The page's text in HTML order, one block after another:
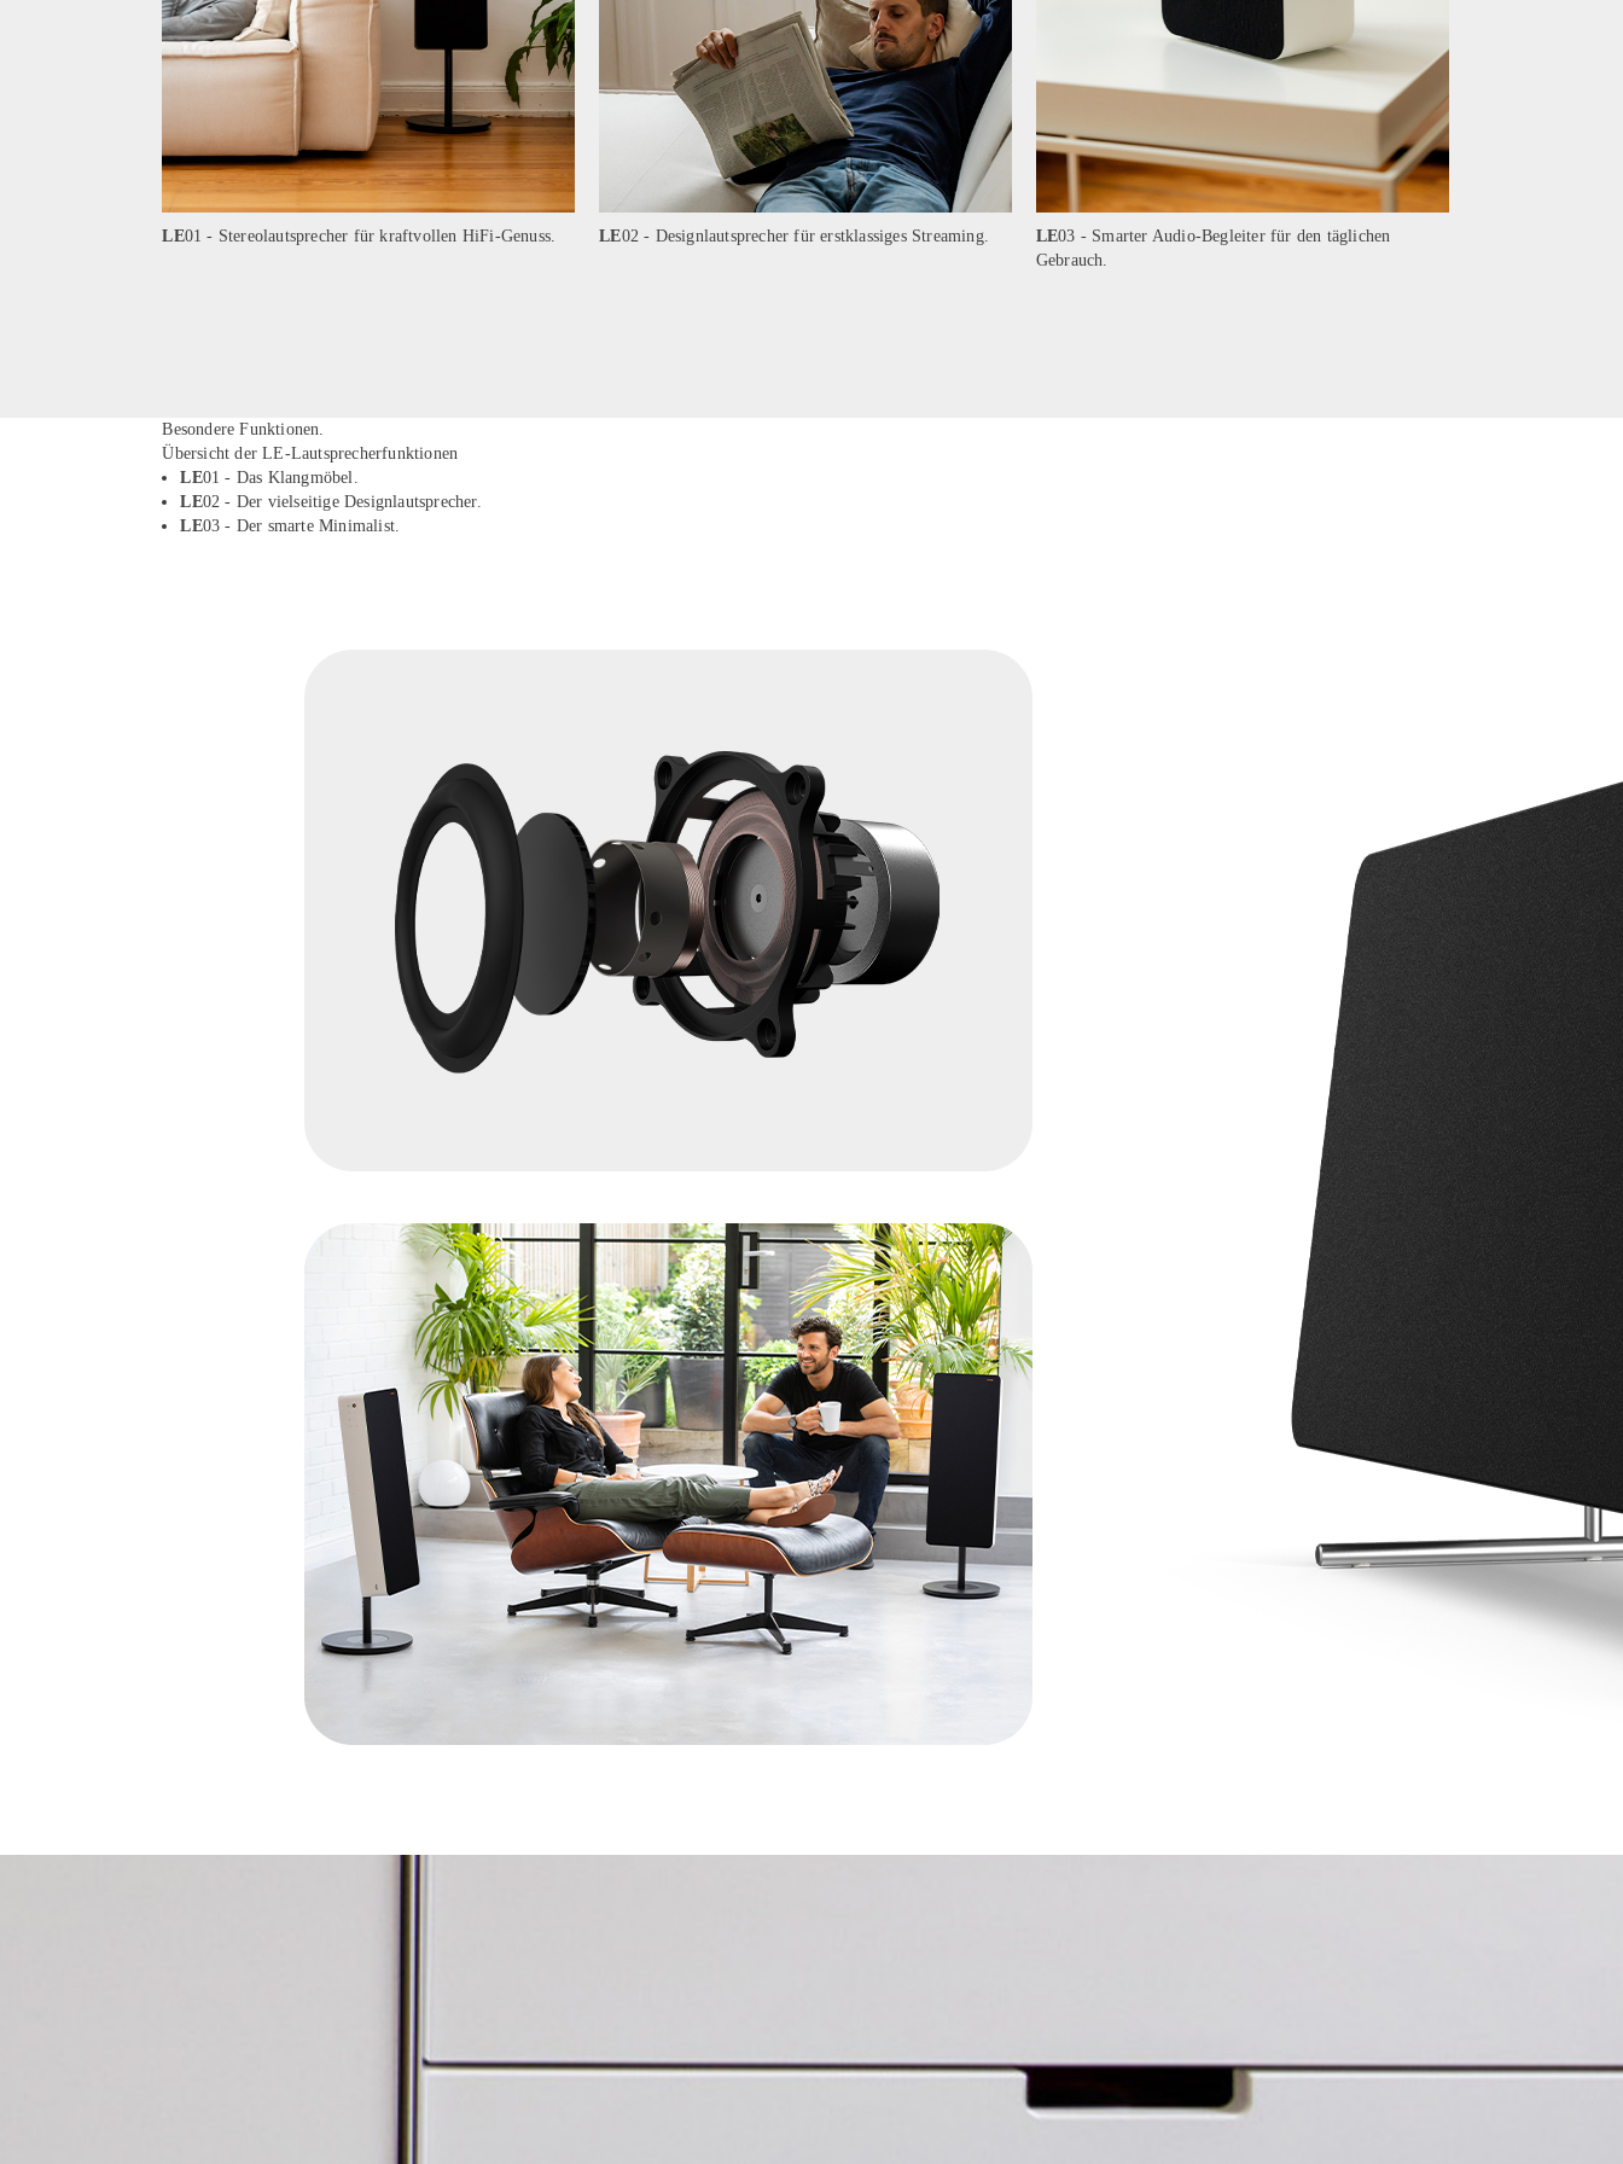
LE01 - Stereolautsprecher für kraftvollen HiFi-Genuss. LE02 - Designlautsprecher für erstklassiges Streaming. LE03 - Smarter Audio-Begleiter für den täglichen
Gebrauch.
Besondere Funktionen.
Übersicht der LE-Lautsprecherfunktionen
LE01 - Das Klangmöbel.
LE02 - Der vielseitige Designlautsprecher.
LE03 - Der smarte Minimalist.